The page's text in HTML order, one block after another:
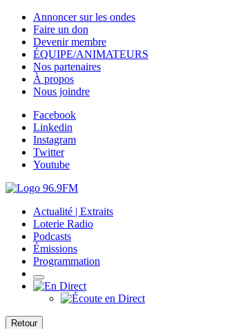
Annoncer sur les ondes
Faire un don
Devenir membre
ÉQUIPE/ANIMATEURS
Nos partenaires
À propos
Nous joindre
Facebook
Linkedin
Instagram
Twitter
Youtube
Actualité | Extraits
Loterie Radio
Podcasts
Émissions
Programmation
Retour